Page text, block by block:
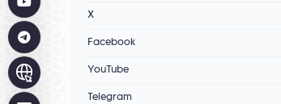
X
Facebook
YouTube
Telegram